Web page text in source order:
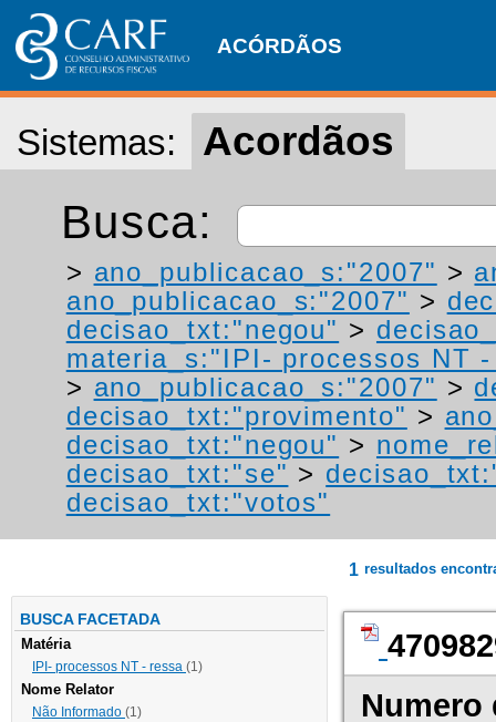
ACÓRDÃOS
Sistemas: Acordãos
Busca:
> ano_publicacao_s:"2007" >
ano_publicacao_s:"2007" >
decisao_txt:"negou" >
materia_s:"IPI- processos NT
> ano_publicacao_s:"2007" >
decisao_txt:"provimento" >
decisao_txt:"negou" >
decisao_txt:"se" >
decisao_txt:"votos"
BUSCA FACETADA
Matéria
IPI- processos NT - ressa (1)
Nome Relator
Não Informado (1)
1 resultados
Numero